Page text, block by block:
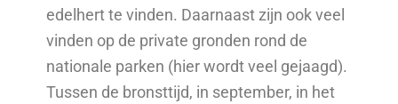
edelhert te vinden. Daarnaast zijn ook veel
vinden op de private gronden rond de
nationale parken (hier wordt veel gejaagd).
Tussen de bronsttijd, in september, in het